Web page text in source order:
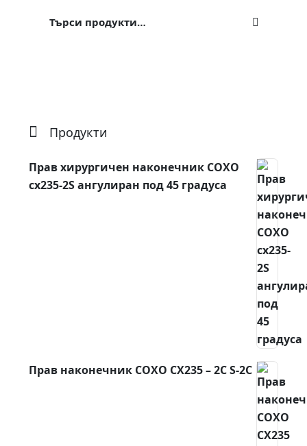
Продукти
Прав хирургичен наконечник COXO
cx235-2S ангулиран под 45 градуса
Прав наконечник COXO CX235 – 2C S-2C